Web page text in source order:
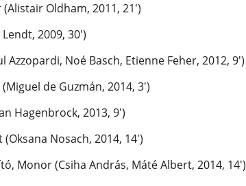
Oldham, 2011, 21′)
2009, 30′)
Noé Basch, Etienne Feher, 2012, 9′)
de Guzmán, 2014, 3′)
Hagenbrock, 2013, 9′)
Nosach, 2014, 14′)
Monor (Csiha András, Máté Albert, 2014, 14′)